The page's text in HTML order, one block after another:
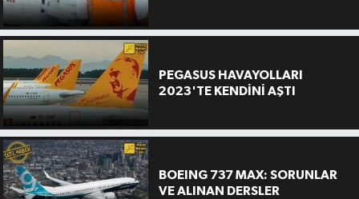
PEGASUS HAVAYOLLARI
2023'TE KENDİNİ AŞTI
BOEING 737 MAX: SORUNLAR
VE ALINAN DERSLER